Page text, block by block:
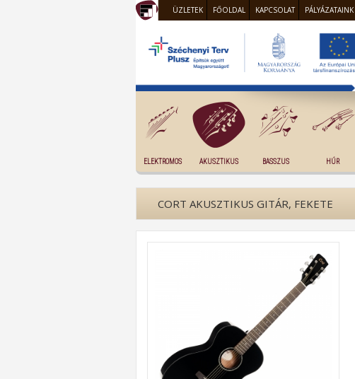
ÜZLETEK FŐOLDAL KAPCSOLAT PÁLYÁZATAINK
ELEKTROMOS AKUSZTIKUS BASSZUS HÚR
CORT AKUSZTIKUS GITÁR, FEKETE